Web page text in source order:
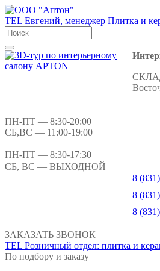
TEL Евгений, менеджер Плитка и
ПН-ПТ — 8:30-20:00
СБ,ВС — 11:00-19:00
ПН-ПТ — 8:30-17:30
СБ, ВС — ВЫХОДНОЙ
8
8
8
ЗАКАЗАТЬ ЗВОНОК
TEL Розничный отдел: плитка и
По подбору и заказу